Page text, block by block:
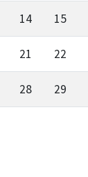
14 15
21 22
28 29